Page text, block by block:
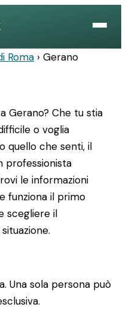
Roma › Gerano
Gerano? Che tu stia
o voglia
quello che senti, il
professionista
le informazioni
funziona il primo
scegliere il
Una sola persona può